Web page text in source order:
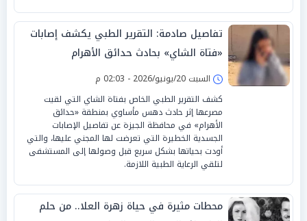
تفاصيل صادمة: التقرير الطبي يكشف إصابات
«فتاة الشاي» بحادث حدائق الأهرام
السبت 20/يونيو/2026 - 02:03 م
كشف التقرير الطبي الخاص بفتاة الشاي التي لقيت
مصرعها إثر حادث دهس مأساوي بمنطقة «حدائق
الأهرام» في محافظة الجيزة عن تفاصيل الإصابات
الجسدية الخطيرة التي تعرضت لها المجني عليها، والتي
أودت بحياتها بشكل سريع قبل وصولها إلى المستشفى
لتلقي الرعاية الطبية اللازمة.
محطات مثيرة في حياة زهرة العلا.. من حلم